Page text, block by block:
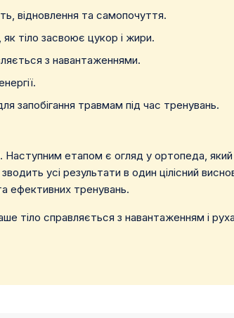
відновлення та самопочуття.
як тіло засвоює цукор і жири.
з навантаженнями.
запобігання травмам під час тренувань.
Наступним етапом є огляд у ортопеда,
усі результати в один цілісний
ефективних тренувань.
тіло справляється з навантаженням і